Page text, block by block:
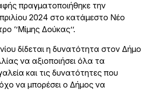
πραγματοποιήθηκε την
2024 στο κατάμεστο Νέο
‘’Μίμης Δούκας’’.
δίδεται η δυνατότητα στον Δήμο
να αξιοποιήσει όλα τα
και τις δυνατότητες που
να μπορέσει ο Δήμος να